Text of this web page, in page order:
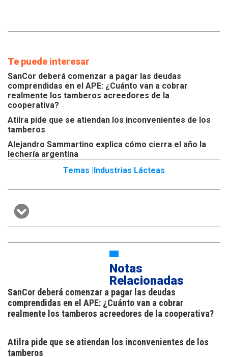
Te puede interesar
SanCor deberá comenzar a pagar las deudas
comprendidas en el APE: ¿Cuánto van a cobrar
realmente los tamberos acreedores de la
cooperativa?
Atilra pide que se atiendan los inconvenientes de los
tamberos
Alejandro Sammartino explica cómo cierra el año la
lechería argentina
Temas |
Industrias Lácteas
Notas
Relacionadas
SanCor deberá comenzar a pagar las deudas
comprendidas en el APE: ¿Cuánto van a cobrar
realmente los tamberos acreedores de la cooperativa?
Atilra pide que se atiendan los inconvenientes de los
tamberos